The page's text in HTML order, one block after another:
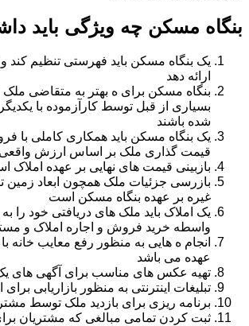
بنگاه مسکن چه ویژگی باید
یک بنگاه مسکن باید فهرستی تنظیم کند
ارائه دهد
بنگاه مسکن برای ه بهتر به متقاضی ملک
بسیاری از قبل توسط کارآزموده با
شده باشند
یک بنگاه مسکن باید همکاری کاملی با
قیمت گذاری ملک بر اساس ارزش واقعی
بازبینی قیمت های نهایی بر عهده املاک
بازرسی جزئیات ملک همچون ابعاد زمین
غیره بر عهده بنگاه مسکن است
یک املاک باید ملک های دریافتی خود را
واسطه خرید فروش و اجاره املاک و
انجام ه هایی به منظور رفع معایب خانه
عهده می باشد
تهیه عکس های مناسب برای آگهی های
تبلیغات اینترنتی به منظور بازاریابی برای
برنامه ریزی برای بازدید ملک توسط
ثبت کردن تمامی مبالغی که مشتریان